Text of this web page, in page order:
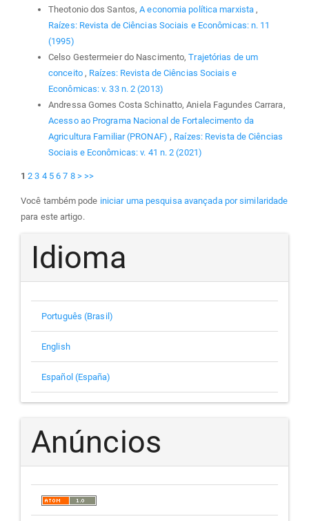
Theotonio dos Santos,A economia política marxista ,
Raízes: Revista de Ciências Sociais e Econômicas: n. 11
(1995)
Celso Gestermeier do Nascimento,Trajetórias de um
conceito , Raízes: Revista de Ciências Sociais e
Econômicas: v. 33 n. 2 (2013)
Andressa Gomes Costa Schinatto, Aniela Fagundes Carrara,
Acesso ao Programa Nacional de Fortalecimento da
Agricultura Familiar (PRONAF) , Raízes: Revista de Ciências
Sociais e Econômicas: v. 41 n. 2 (2021)
1 2 3 4 5 6 7 8 > >>
Você também pode iniciar uma pesquisa avançada por similaridade
para este artigo.
Idioma
Português (Brasil)
English
Español (España)
Anúncios